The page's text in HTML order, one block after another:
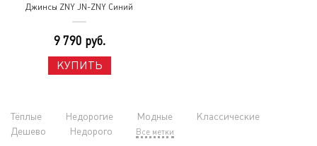
Джинсы ZNY JN-ZNY Синий
9 790 руб.
КУПИТЬ
Тёплые Недорогие Модные
Классические
Дешево
Недорого Все метки